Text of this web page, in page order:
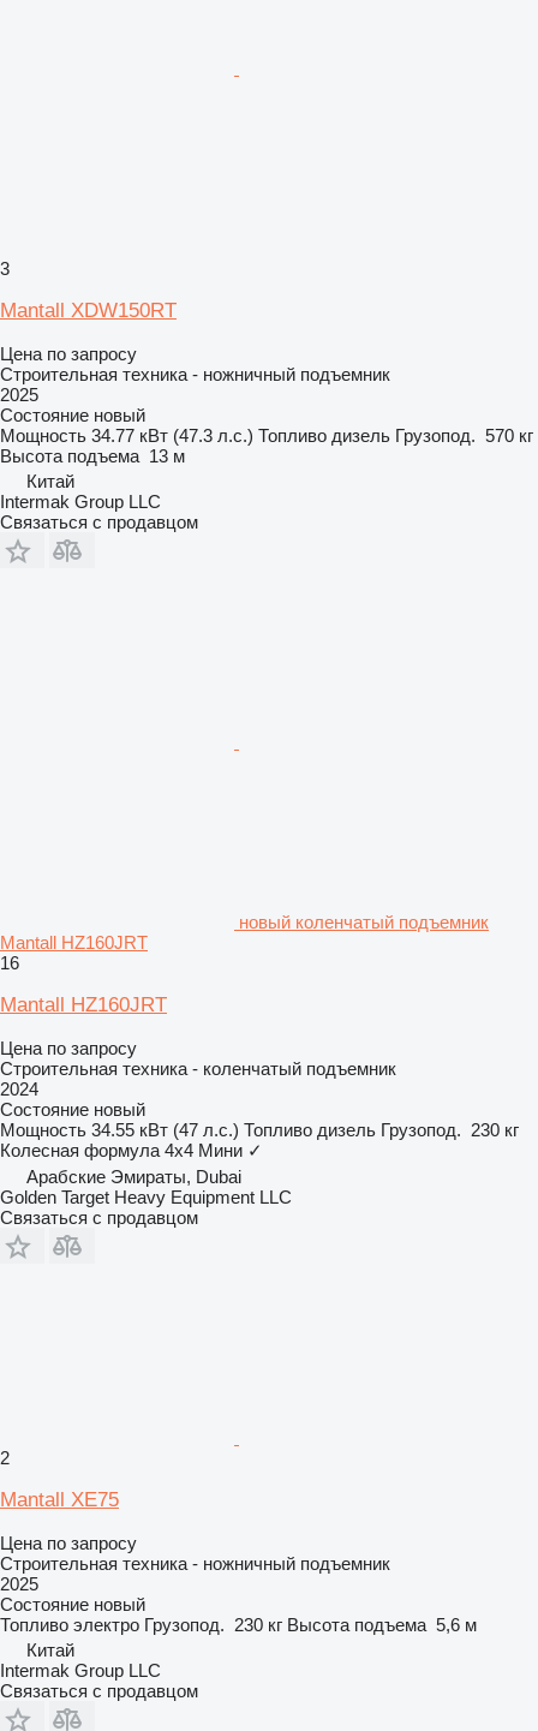
3
Mantall XDW150RT
Цена по запросу
Строительная техника - ножничный подъемник
2025
Состояние новый
Мощность 34.77 кВт (47.3 л.с.) Топливо дизель Грузопод. 570 кг
Высота подъема 13 м
Китай
Intermak Group LLC
Связаться с продавцом
новый коленчатый подъемник
Mantall HZ160JRT
16
Mantall HZ160JRT
Цена по запросу
Строительная техника - коленчатый подъемник
2024
Состояние новый
Мощность 34.55 кВт (47 л.с.) Топливо дизель Грузопод. 230 кг
Колесная формула 4x4 Мини ✓
Арабские Эмираты, Dubai
Golden Target Heavy Equipment LLC
Связаться с продавцом
2
Mantall XE75
Цена по запросу
Строительная техника - ножничный подъемник
2025
Состояние новый
Топливо электро Грузопод. 230 кг Высота подъема 5,6 м
Китай
Intermak Group LLC
Связаться с продавцом